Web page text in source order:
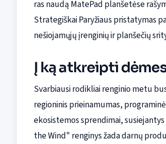
ras naudą MatePad planšetėse
Strategiškai Paryžiaus pristatymas
nešiojamųjų įrenginių ir planšečių
Į ką atkreipti
Svarbiausi rodikliai renginio metu
regioninis prieinamumas,
ekosistemos sprendimai,
the Wind" renginys žada darnų